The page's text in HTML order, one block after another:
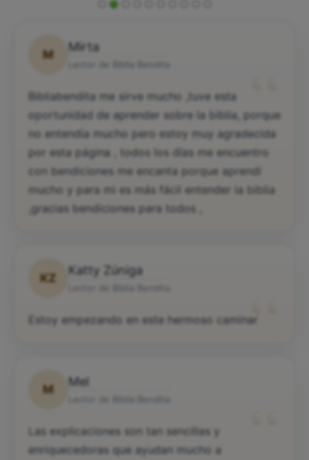
M
Mirta
“
Bibliabendita me sirve mucho ,tuve esta
oportunidad de aprender sobre la biblia, porque
no entendía mucho pero estoy muy agradecida
por esta página , todos los días me encuentro
con bendiciones me encanta porque aprendí
mucho y para mi es más fácil entender la biblia
,gracias bendiciones para todos ,
KZ
Katty Zúniga
“
Estoy empezando en este hermoso caminar
M
Mel
Las explicaciones son tan sencillas y
enriquecedoras que ayudan mucho a